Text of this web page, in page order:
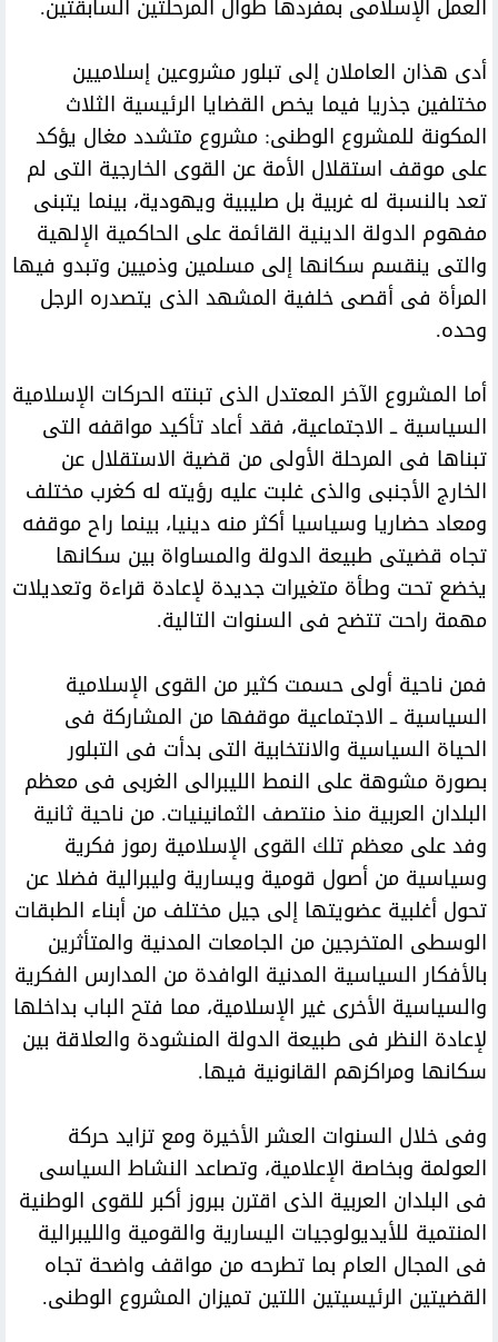
العمل الإسلامى بمفردها طوال المرحلتين السابقتين.
أدى هذان العاملان إلى تبلور مشروعين إسلاميين
مختلفين جذريا فيما يخص القضايا الرئيسية الثلاث
المكونة للمشروع الوطنى: مشروع متشدد مغال يؤكد
على موقف استقلال الأمة عن القوى الخارجية التى لم
تعد بالنسبة له غربية بل صليبية ويهودية، بينما يتبنى
مفهوم الدولة الدينية القائمة على الحاكمية الإلهية
والتى ينقسم سكانها إلى مسلمين وذميين وتبدو فيها
المرأة فى أقصى خلفية المشهد الذى يتصدره الرجل
وحده.
أما المشروع الآخر المعتدل الذى تبنته الحركات الإسلامية
السياسية ــ الاجتماعية، فقد أعاد تأكيد مواقفه التى
تبناها فى المرحلة الأولى من قضية الاستقلال عن
الخارج الأجنبى والذى غلبت عليه رؤيته له كغرب مختلف
ومعاد حضاريا وسياسيا أكثر منه دينيا، بينما راح موقفه
تجاه قضيتى طبيعة الدولة والمساواة بين سكانها
يخضع تحت وطأة متغيرات جديدة لإعادة قراءة وتعديلات
مهمة راحت تتضح فى السنوات التالية.
فمن ناحية أولى حسمت كثير من القوى الإسلامية
السياسية ــ الاجتماعية موقفها من المشاركة فى
الحياة السياسية والانتخابية التى بدأت فى التبلور
بصورة مشوهة على النمط الليبرالى الغربى فى معظم
البلدان العربية منذ منتصف الثمانينيات. من ناحية ثانية
وفد على معظم تلك القوى الإسلامية رموز فكرية
وسياسية من أصول قومية ويسارية وليبرالية فضلا عن
تحول أغلبية عضويتها إلى جيل مختلف من أبناء الطبقات
الوسطى المتخرجين من الجامعات المدنية والمتأثرين
بالأفكار السياسية المدنية الوافدة من المدارس الفكرية
والسياسية الأخرى غير الإسلامية، مما فتح الباب بداخلها
لإعادة النظر فى طبيعة الدولة المنشودة والعلاقة بين
سكانها ومراكزهم القانونية فيها.
وفى خلال السنوات العشر الأخيرة ومع تزايد حركة
العولمة وبخاصة الإعلامية، وتصاعد النشاط السياسى
فى البلدان العربية الذى اقترن ببروز أكبر للقوى الوطنية
المنتمية للأيديولوجيات اليسارية والقومية والليبرالية
فى المجال العام بما تطرحه من مواقف واضحة تجاه
القضيتين الرئيسيتين اللتين تميزان المشروع الوطنى.